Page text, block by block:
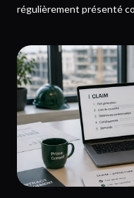
régulièrement présenté